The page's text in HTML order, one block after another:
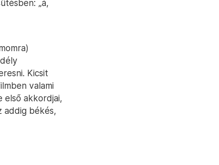
„á,
Kicsit
valami
első akkordjai,
addig békés,